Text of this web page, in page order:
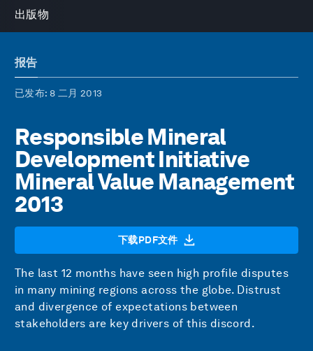
出版物
报告
已发布: 8 二月 2013
Responsible Mineral
Development Initiative
Mineral Value Management
2013
下载PDF文件
The last 12 months have seen high profile disputes
in many mining regions across the globe. Distrust
and divergence of expectations between
stakeholders are key drivers of this discord.